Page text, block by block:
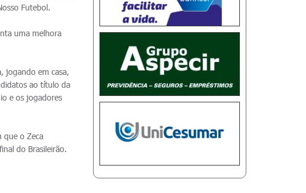
Futebol.
uma melhora
jogando em casa,
ao título da
e os jogadores
que o Zeca
do Brasileirão.